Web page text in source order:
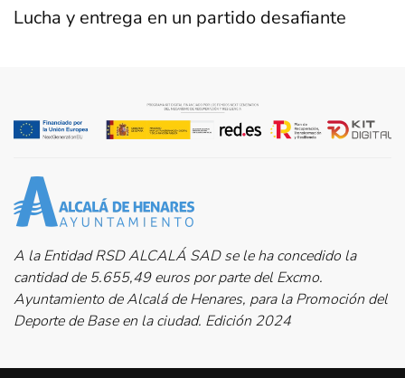
Lucha y entrega en un partido desafiante
A la Entidad RSD ALCALÁ SAD se le ha concedido la
cantidad de 5.655,49 euros por parte del Excmo.
Ayuntamiento de Alcalá de Henares, para la Promoción del
Deporte de Base en la ciudad. Edición 2024